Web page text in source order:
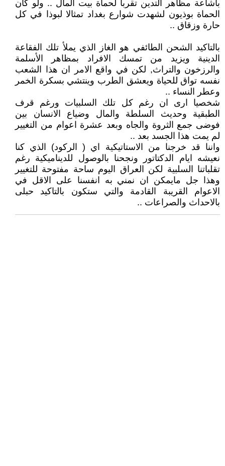
باشاعة مظاهر التدين تقربا لحماة بيت المال .. ولو كان
الحماة بوذيون لشهدت شوارع بغداد تمثالا لبوذا في كل
حارة وزقاق ..
بالتاكيد الشحن الطائفي هو الغاز الذي يملأ تلك الفقاعة
الدينية ويزيد من تمسك الافراد بمظاهر الأسلمة
والرزخون والتراث, لكن في واقع الامر ان هذا الشعب
نفسه تواق للحياة ويعشق الطرب وينتشي بسكرة الخمر
وعطر النساء ..
شخصيا ارى ان رغم كل تلك السلبيات ورغم قرف
الطبقية وحديث السلطة والمال وضياع الانسان بين
فوضى جمع الثروة والجاه وبعد عشرة اعوام من التغيير
لم يمت هذا الجسد بعد ..
واننا قد خرجنا من الاستاتيكية اي ( الركود) الذي كنا
نعيشه ايام الدكتاتور ونجحنا بالوصول للديناميكية رغم
تقلباتنا السلبية لكن العراق اليوم ساحة مفتوحة للتغيير
وهذا جل مايمكن ان نمني به انفسنا على الاقل في
الاعوام القريبة القادمة والتي ستكون بالتاكيد حبلى
بالاحداث والصراعات ..